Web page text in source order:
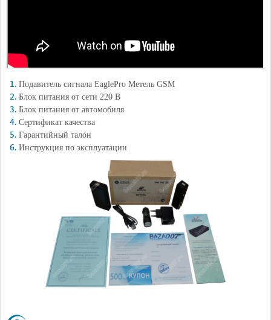
Подавитель сигнала EaglePro Метель GSM
Блок питания от сети 220 В
Блок питания от автомобиля
Сертификат качества
Гарантийный талон
Инструкция по эксплуатации